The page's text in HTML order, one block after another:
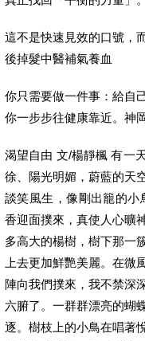
這不是快速見效的口號，
後掉髮中醫補氣養血
你只需要做一件事：給自
你一步步往健康靠近。神
渴望自由 文/楊靜楓 有一
徐、陽光明媚，蔚藍的天
談笑風生，像剛出籠的
香迎面撲來，真使人心曠
多高大的楊樹，樹下那一
上去更加鮮艷美麗。在微
陣向我們撲來，我不禁深
六腑了。一群群漂亮的蝴
逐。樹枝上的小鳥在唱著